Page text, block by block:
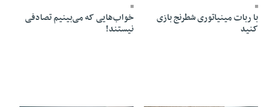
با ربات مینیاتوری شطرنج بازی
کنید
خواب‌هایی که می‌بینیم تصادفی
نیستند!